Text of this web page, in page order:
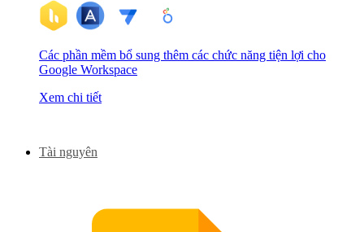
Các phần mềm bổ sung thêm các chức năng tiện lợi cho
Google Workspace
Xem chi tiết
Tài nguyên